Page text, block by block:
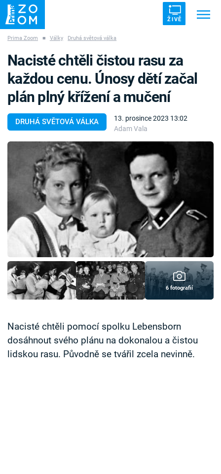
ŽIVĚ
ZÁHADY VETŘELCI DÁVNOVĚKU
Témata
Témata
Pořady
TV Program
Časopis
Sledujte prima+
Přihlášení
Sledujte nás
Prima Zoom ■ Války Druhá světová válka
DRUHÁ SVĚTOVÁ VÁLKA
13. prosince 2023 13:02
Adam Vala
Nacisté chtěli čistou rasu za
každou cenu. Únosy dětí začal
plán plný křížení a mučení
6 fotografií
Nacisté chtěli pomocí spolku Lebensborn
dosáhnout svého plánu na dokonalou a čistou
lidskou rasu. Původně se tvářil zcela nevinně.